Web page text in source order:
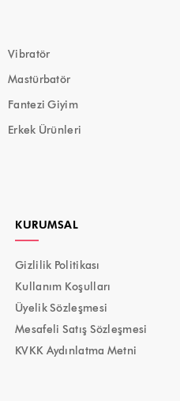
Vibratör
Mastürbatör
Fantezi Giyim
Erkek Ürünleri
KURUMSAL
Gizlilik Politikası
Kullanım Koşulları
Üyelik Sözleşmesi
Mesafeli Satış Sözleşmesi
KVKK Aydınlatma Metni